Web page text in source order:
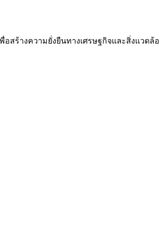
อสร้างความยั่งยืนทางเศรษฐกิจและสิ่งแว